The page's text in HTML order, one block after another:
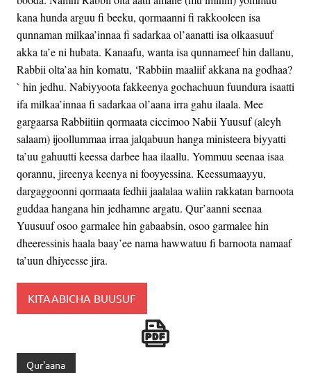
kana hunda arguu fi beeku, qormaanni fi rakkooleen isa
qunnaman milkaa’innaa fi sadarkaa ol’aanatti isa olkaasuuf
akka ta’e ni hubata. Kanaafu, wanta isa qunnameef hin dallanu,
Rabbii olta’aa hin komatu, ‘Rabbiin maaliif akkana na godhaa?
` hin jedhu. Nabiyyoota fakkeenya gochachuun fuundura isaatti
ifa milkaa’innaa fi sadarkaa ol’aana irra gahu ilaala. Mee
gargaarsa Rabbiitiin qormaata ciccimoo Nabii Yuusuf (aleyh
salaam) ijoollummaa irraa jalqabuun hanga ministeera biyyatti
ta’uu gahuutti keessa darbee haa ilaallu. Yommuu seenaa isaa
qorannu, jireenya keenya ni fooyyessina. Keessumaayyu,
dargaggoonni qormaata fedhii jaalalaa waliin rakkatan barnoota
guddaa hangana hin jedhamne argatu. Qur’aanni seenaa
Yuusuuf osoo garmalee hin gabaabsin, osoo garmalee hin
dheeressinis haala baay’ee nama hawwatuu fi barnoota namaaf
ta’uun dhiyeesse jira.
KITAABICHA BUUSUF
Qur'aana